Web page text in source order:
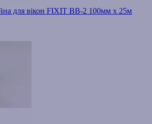
для вікон FIXIT ВВ-2 100мм х 25м